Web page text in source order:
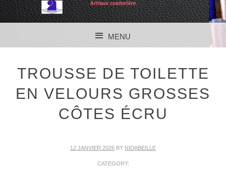
MENU
TROUSSE DE TOILETTE
EN VELOURS GROSSES
CÔTES ÉCRU
12 JANVIER 2026 BY NIDABEILLE
CATEGORY: